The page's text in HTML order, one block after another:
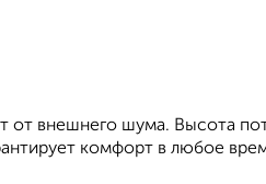
от внешнего шума. Высота
комфорт в любое